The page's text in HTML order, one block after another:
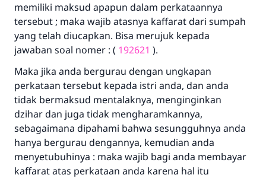
memiliki maksud apapun dalam perkataannya
tersebut ; maka wajib atasnya kaffarat dari sumpah
yang telah diucapkan. Bisa merujuk kepada
jawaban soal nomer : ( 192621 ).
Maka jika anda bergurau dengan ungkapan
perkataan tersebut kepada istri anda, dan anda
tidak bermaksud mentalaknya, menginginkan
dzihar dan juga tidak mengharamkannya,
sebagaimana dipahami bahwa sesungguhnya anda
hanya bergurau dengannya, kemudian anda
menyetubuhinya : maka wajib bagi anda membayar
kaffarat atas perkataan anda karena hal itu